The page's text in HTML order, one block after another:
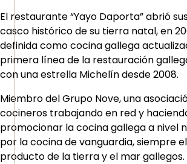
El restaurante “Yayo Daporta” abrió
casco histórico de su tierra natal, en
definida como cocina gallega
primera línea de la restauración
con una estrella Michelín desde 2008.
Miembro del Grupo Nove, una
cocineros trabajando en red y
promocionar la cocina gallega a nivel
por la cocina de vanguardia, siempre
producto de la tierra y el mar gallegos.